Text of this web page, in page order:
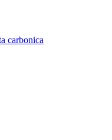
carbonica